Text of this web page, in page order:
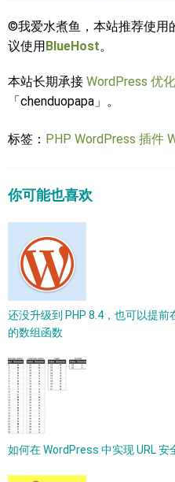
©我爱水煮鱼，本站推荐使用
议使用BlueHost。
本站长期承接 WordPress 优化
「chenduopapa」。
标签： PHP WordPress 插件
你可能也喜欢
还没升级到 PHP 8.4，也可以提前
的数组函数
如何在 WordPress 中实现 URL 安